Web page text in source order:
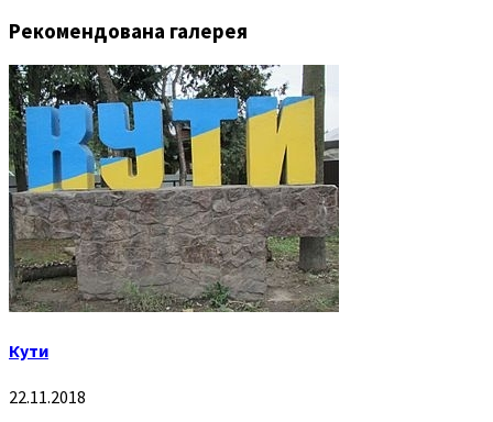
Рекомендована галерея
Кути
22.11.2018